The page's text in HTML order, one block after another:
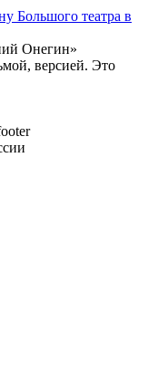
Большого театра в
Онегин»
версией. Это